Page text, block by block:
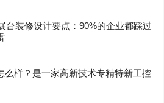
台装修设计要点：90%的企业都踩过
么样？是一家高新技术专精特新工控